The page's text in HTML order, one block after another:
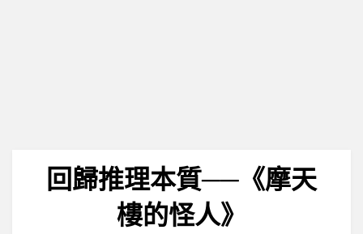
回歸推理本質──《摩天
樓的怪人》